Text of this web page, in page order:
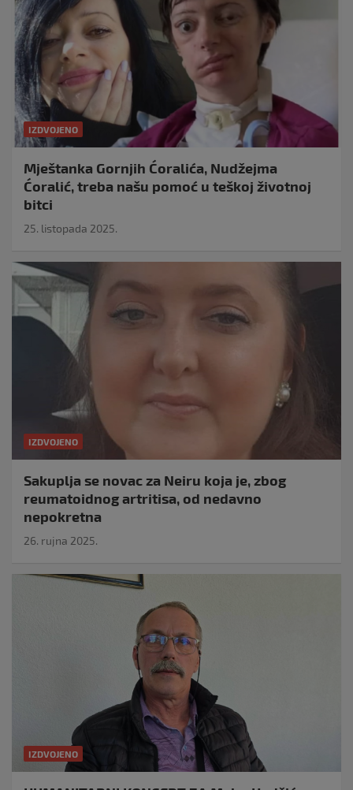
IZDVOJENO
Mještanka Gornjih Ćoralića, Nudžejma
Ćoralić, treba našu pomoć u teškoj životnoj
bitci
25. listopada 2025.
IZDVOJENO
Sakuplja se novac za Neiru koja je, zbog
reumatoidnog artritisa, od nedavno
nepokretna
26. rujna 2025.
IZDVOJENO